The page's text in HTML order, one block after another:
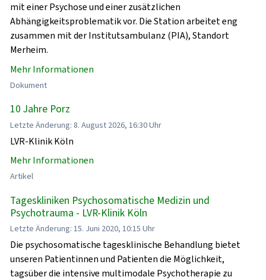
mit einer Psychose und einer zusätzlichen
Abhängigkeitsproblematik vor. Die Station arbeitet eng
zusammen mit der Institutsambulanz (PIA), Standort
Merheim.
Mehr Informationen
Dokument
10 Jahre Porz
Letzte Änderung: 8. August 2026, 16:30 Uhr
LVR-Klinik Köln
Mehr Informationen
Artikel
Tageskliniken Psychosomatische Medizin und
Psychotrauma - LVR-Klinik Köln
Letzte Änderung: 15. Juni 2020, 10:15 Uhr
Die psychosomatische tagesklinische Behandlung bietet
unseren Patientinnen und Patienten die Möglichkeit,
tagsüber die intensive multimodale Psychotherapie zu